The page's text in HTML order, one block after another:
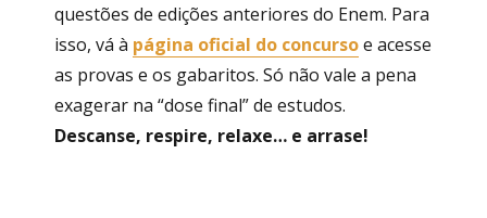
questões de edições anteriores do Enem. Para
isso, vá à página oficial do concursoe acesse
as provas e os gabaritos. Só não vale a pena
exagerar na “dose final” de estudos.
Descanse, respire, relaxe… e arrase!